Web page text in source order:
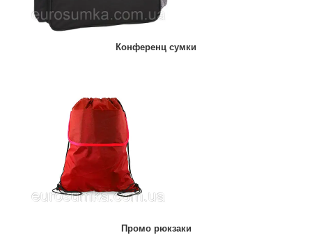
Конференц сумки
Промо рюкзаки